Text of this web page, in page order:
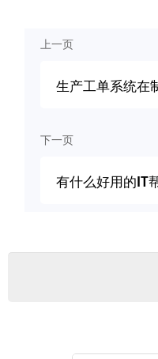
上一页
生产工单系统在
下一页
有什么好用的IT